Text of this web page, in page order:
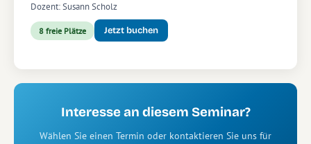
Dozent: Susann Scholz
8 freie Plätze Jetzt buchen
Interesse an diesem Seminar?
Wählen Sie einen Termin oder kontaktieren Sie uns für